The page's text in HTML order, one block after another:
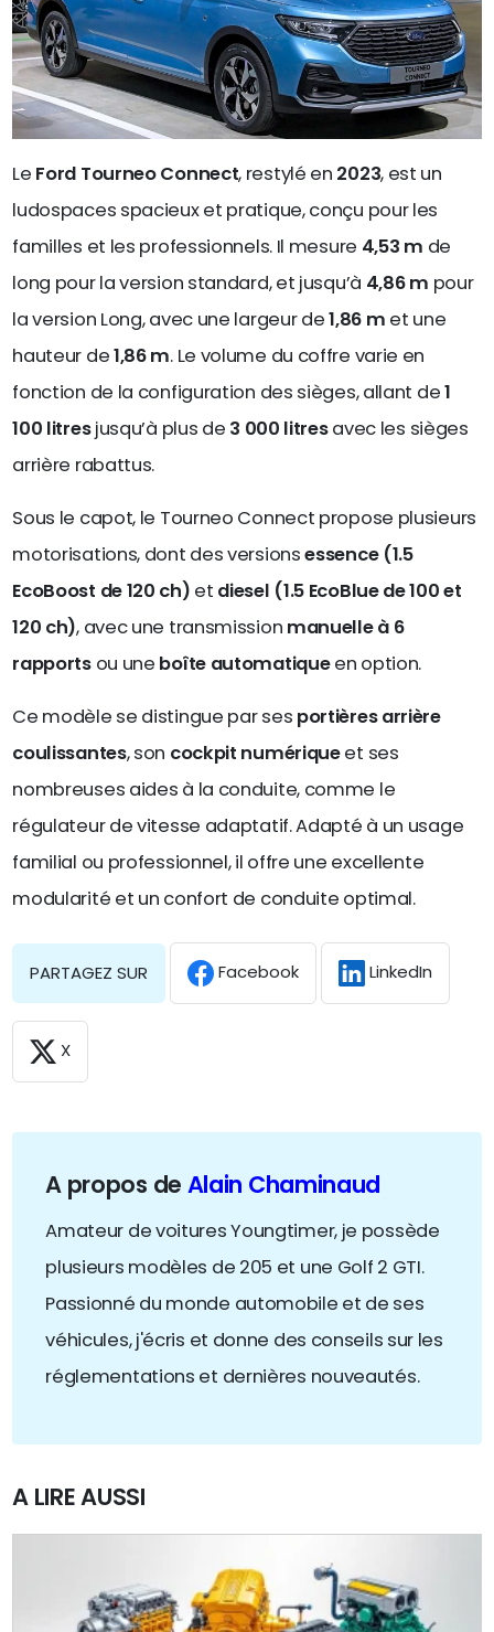
Le Ford Tourneo Connect, restylé en 2023, est un
ludospaces spacieux et pratique, conçu pour les
familles et les professionnels. Il mesure 4,53 m de
long pour la version standard, et jusqu’à 4,86 m pour
la version Long, avec une largeur de1,86 m et une
hauteur de1,86 m. Le volume du coffre varie en
fonction de la configuration des sièges, allant de1
100 litresjusqu’à plus de 3 000 litresavec les sièges
arrière rabattus.
Sous le capot, le Tourneo Connect propose plusieurs
motorisations, dont des versionsessence (1.5
EcoBoost de 120 ch) et diesel (1.5 EcoBlue de 100 et
120 ch), avec une transmission manuelle à 6
rapportsou une boîte automatiqueen option.
Ce modèle se distingue par ses portières arrière
coulissantes, son cockpit numériqueet ses
nombreuses aides à la conduite, comme le
régulateur de vitesse adaptatif. Adapté à un usage
familial ou professionnel, il offre une excellente
modularité et un confort de conduite optimal.
PARTAGEZ SUR Facebook LinkedIn
X
A propos de Alain Chaminaud
Amateur de voitures Youngtimer, je possède
plusieurs modèles de 205 et une Golf 2 GTI.
Passionné du monde automobile et de ses
véhicules, j'écris et donne des conseils sur les
réglementations et dernières nouveautés.
A LIRE AUSSI